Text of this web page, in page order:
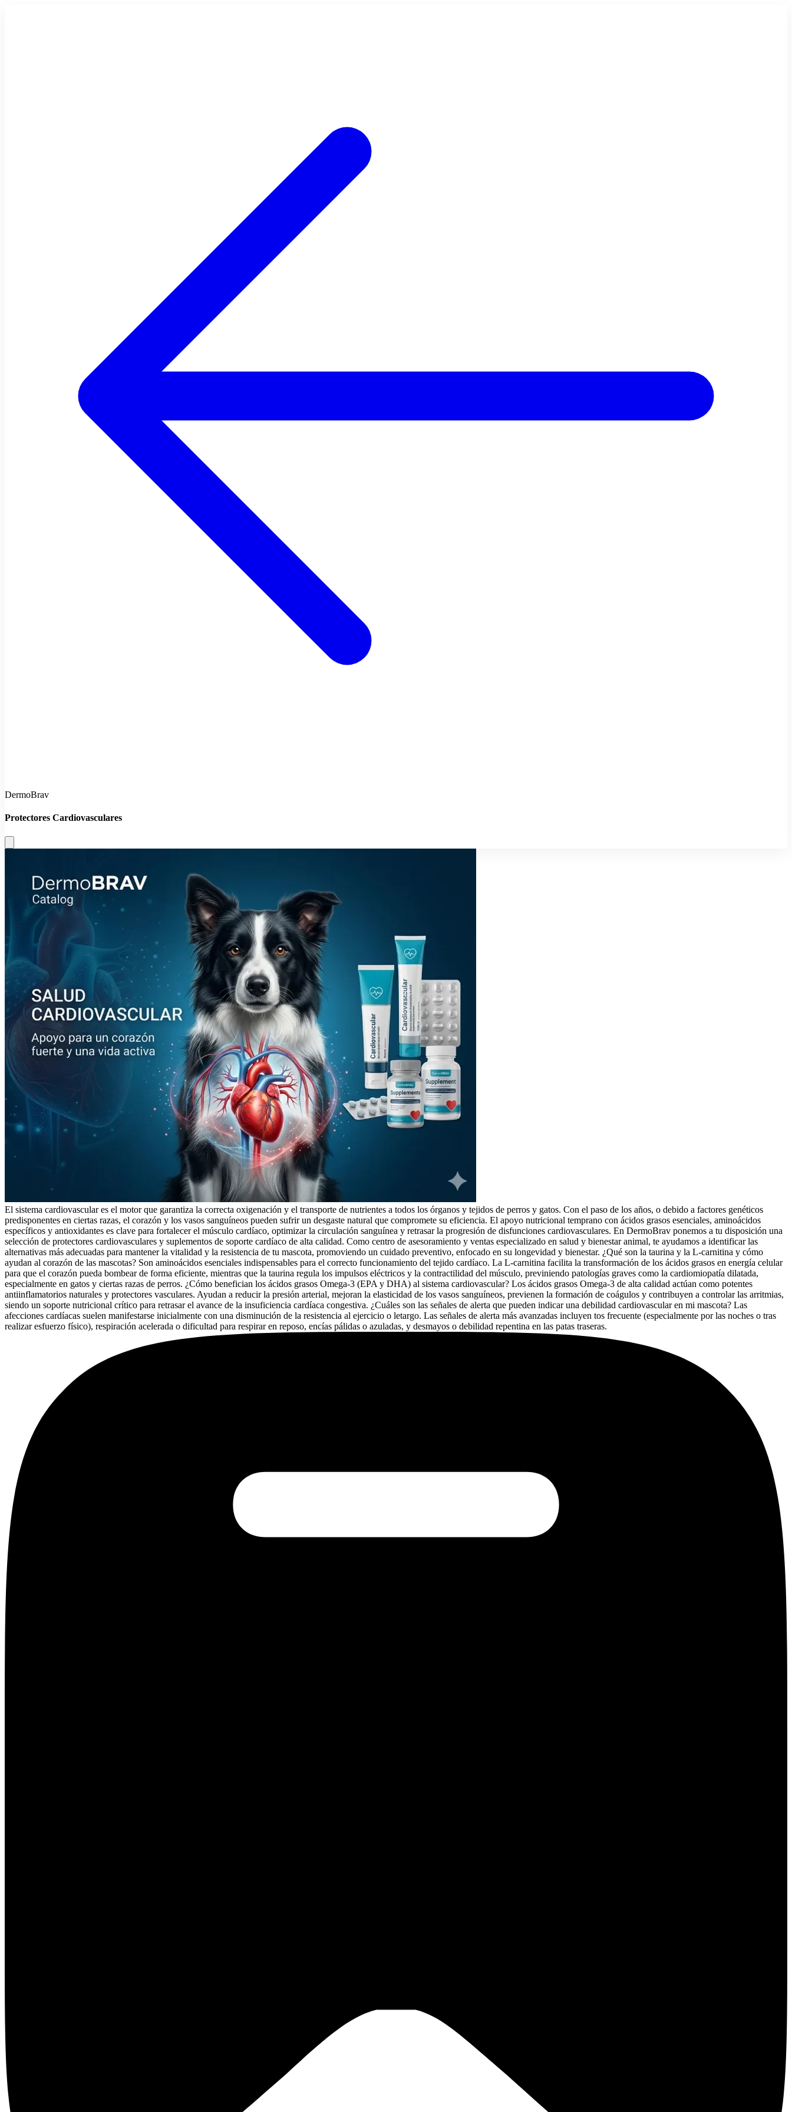
DermoBrav
Protectores Cardiovasculares
El sistema cardiovascular es el motor que garantiza la correcta oxigenación y el transporte de nutrientes a todos los órganos y tejidos de perros y gatos. Con el paso de los años, o debido a factores genéticos
predisponentes en ciertas razas, el corazón y los vasos sanguíneos pueden sufrir un desgaste natural que compromete su eficiencia. El apoyo nutricional temprano con ácidos grasos esenciales, aminoácidos
específicos y antioxidantes es clave para fortalecer el músculo cardíaco, optimizar la circulación sanguínea y retrasar la progresión de disfunciones cardiovasculares. En DermoBrav ponemos a tu disposición una
selección de protectores cardiovasculares y suplementos de soporte cardíaco de alta calidad. Como centro de asesoramiento y ventas especializado en salud y bienestar animal, te ayudamos a identificar las
alternativas más adecuadas para mantener la vitalidad y la resistencia de tu mascota, promoviendo un cuidado preventivo, enfocado en su longevidad y bienestar. ¿Qué son la taurina y la L-carnitina y cómo
ayudan al corazón de las mascotas? Son aminoácidos esenciales indispensables para el correcto funcionamiento del tejido cardíaco. La L-carnitina facilita la transformación de los ácidos grasos en energía celular
para que el corazón pueda bombear de forma eficiente, mientras que la taurina regula los impulsos eléctricos y la contractilidad del músculo, previniendo patologías graves como la cardiomiopatía dilatada,
especialmente en gatos y ciertas razas de perros. ¿Cómo benefician los ácidos grasos Omega-3 (EPA y DHA) al sistema cardiovascular? Los ácidos grasos Omega-3 de alta calidad actúan como potentes
antiinflamatorios naturales y protectores vasculares. Ayudan a reducir la presión arterial, mejoran la elasticidad de los vasos sanguíneos, previenen la formación de coágulos y contribuyen a controlar las arritmias,
siendo un soporte nutricional crítico para retrasar el avance de la insuficiencia cardíaca congestiva. ¿Cuáles son las señales de alerta que pueden indicar una debilidad cardiovascular en mi mascota? Las
afecciones cardíacas suelen manifestarse inicialmente con una disminución de la resistencia al ejercicio o letargo. Las señales de alerta más avanzadas incluyen tos frecuente (especialmente por las noches o tras
realizar esfuerzo físico), respiración acelerada o dificultad para respirar en reposo, encías pálidas o azuladas, y desmayos o debilidad repentina en las patas traseras.